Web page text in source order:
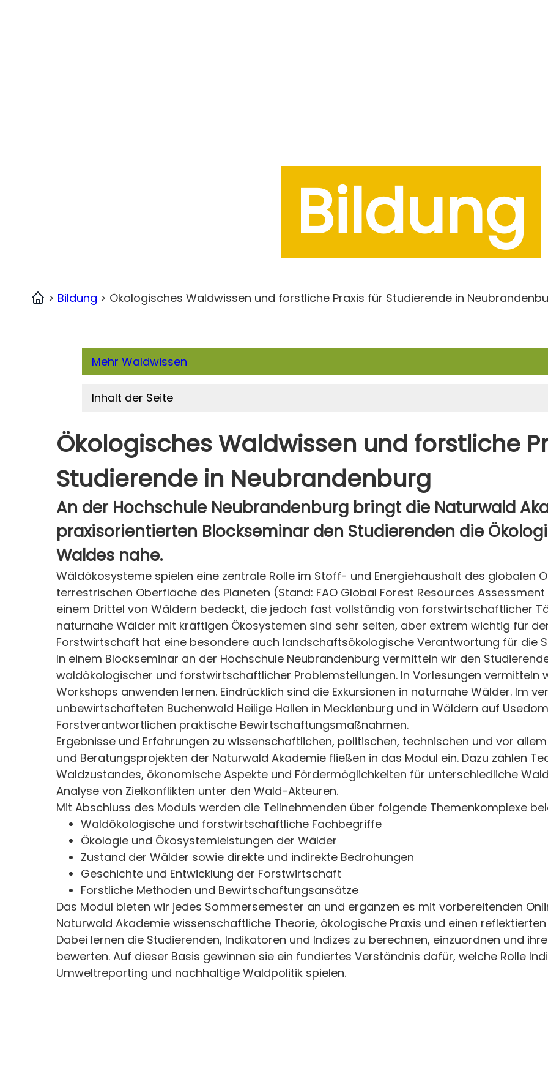
Bildung
Home
> Bildung > Ökologisches Waldwissen und forstliche Praxis für Studierende in
Mehr Waldwissen
Inhalt der Seite
Ökologisches Waldwissen und forstliche
Studierende in Neubrandenburg
An der Hochschule Neubrandenburg bringt die Naturwald
praxisorientierten Blockseminar den Studierenden die
Waldes nahe.
Wäldökosysteme spielen eine zentrale Rolle im Stoff- und Energiehaushalt des globalen
terrestrischen Oberfläche des Planeten (Stand: FAO Global Forest Resources
einem Drittel von Wäldern bedeckt, die jedoch fast vollständig von forstwirtschaftlicher
naturnahe Wälder mit kräftigen Ökosystemen sind sehr selten, aber extrem wichtig für
Forstwirtschaft hat eine besondere auch landschaftsökologische Verantwortung für die
In einem Blockseminar an der Hochschule Neubrandenburg vermitteln wir den
waldökologischer und forstwirtschaftlicher Problemstellungen. In Vorlesungen vermitteln
Workshops anwenden lernen. Eindrücklich sind die Exkursionen in naturnahe Wälder. Im
unbewirtschafteten Buchenwald Heilige Hallen in Mecklenburg und in Wäldern auf
Forstverantwortlichen praktische Bewirtschaftungsmaßnahmen.
Ergebnisse und Erfahrungen zu wissenschaftlichen, politischen, technischen und vor
und Beratungsprojekten der Naturwald Akademie fließen in das Modul ein. Dazu zählen
Waldzustandes, ökonomische Aspekte und Fördermöglichkeiten für unterschiedliche
Analyse von Zielkonflikten unter den Wald-Akteuren.
Mit Abschluss des Moduls werden die Teilnehmenden über folgende Themenkomplexe
Waldökologische und forstwirtschaftliche Fachbegriffe
Ökologie und Ökosystemleistungen der Wälder
Zustand der Wälder sowie direkte und indirekte Bedrohungen
Geschichte und Entwicklung der Forstwirtschaft
Forstliche Methoden und Bewirtschaftungsansätze
Das Modul bieten wir jedes Sommersemester an und ergänzen es mit vorbereitenden
Naturwald Akademie wissenschaftliche Theorie, ökologische Praxis und einen
Dabei lernen die Studierenden, Indikatoren und Indizes zu berechnen, einzuordnen und
bewerten. Auf dieser Basis gewinnen sie ein fundiertes Verständnis dafür, welche Rolle
Umweltreporting und nachhaltige Waldpolitik spielen.